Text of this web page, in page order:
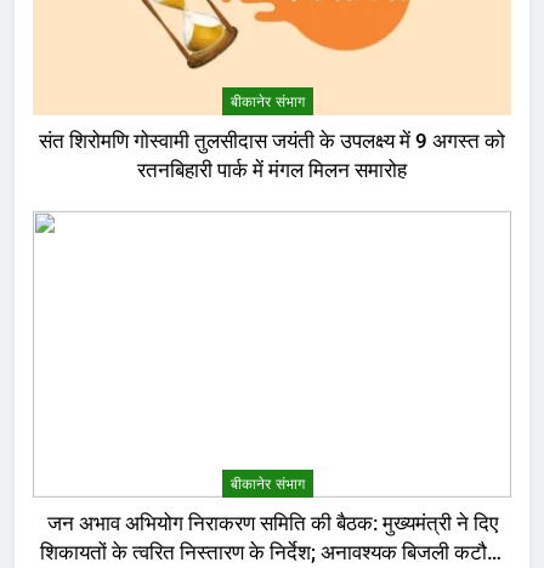
बीकानेर संभाग
संत शिरोमणि गोस्वामी तुलसीदास जयंती के उपलक्ष्य में 9 अगस्त को
रतनबिहारी पार्क में मंगल मिलन समारोह
बीकानेर संभाग
जन अभाव अभियोग निराकरण समिति की बैठक: मुख्यमंत्री ने दिए
शिकायतों के त्वरित निस्तारण के निर्देश; अनावश्यक बिजली कटौती